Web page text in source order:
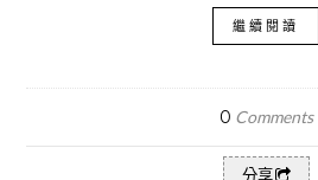
繼續閱讀
0 Comments
分享